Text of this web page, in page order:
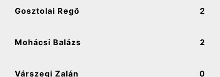
Gosztolai Regő 2
Mohácsi Balázs 2
Várszegi Zalán 0